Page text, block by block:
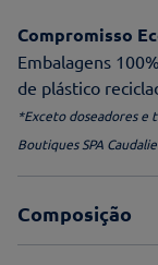
Compromisso
Embalagens
de plástico
*Exceto doseadores e
Boutiques SPA
Composição